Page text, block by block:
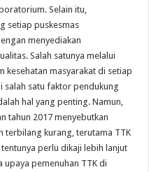
Selain itu,
setiap puskesmas
menyediakan
Salah satunya melalui
masyarakat di setiap
salah satu faktor pendukung
hal yang penting. Namun,
tahun 2017 menyebutkan
terbilang kurang, terutama TTK
perlu dikaji lebih lanjut
pemenuhan TTK di